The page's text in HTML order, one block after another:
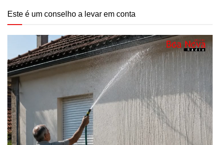
Este é um conselho a levar em conta